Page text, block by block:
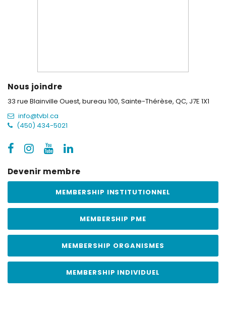
Nous joindre
33 rue Blainville Ouest, bureau 100, Sainte-Thérèse, QC, J7E 1X1
info@tvbl.ca
(450) 434-5021
Devenir membre
MEMBERSHIP INSTITUTIONNEL
MEMBERSHIP PME
MEMBERSHIP ORGANISMES
MEMBERSHIP INDIVIDUEL